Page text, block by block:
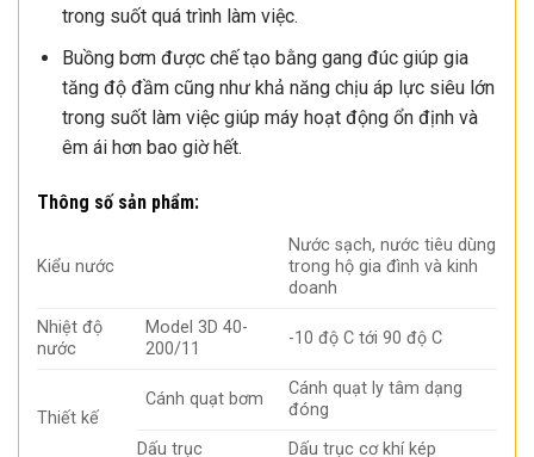
trong suốt quá trình làm việc.
Buồng bơm được chế tạo bằng gang đúc giúp gia
tăng độ đầm cũng như khả năng chịu áp lực siêu lớn
trong suốt làm việc giúp máy hoạt động ổn định và
êm ái hơn bao giờ hết.
Thông số sản phẩm:
Kiểu nước
Nước sạch, nước tiêu dùng
trong hộ gia đình và kinh
doanh
Nhiệt độ
nước
Model 3D 40-
200/11
-10 độ C tới 90 độ C
Thiết kế
Cánh quạt bơm
Cánh quạt ly tâm dạng
đóng
Dấu trục
Dấu trục cơ khí kép